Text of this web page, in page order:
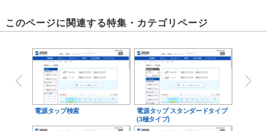
このページに関連する特集・カテゴリページ
電源タップ検索
電源タップ スタンダードタイプ
(3極タイプ)